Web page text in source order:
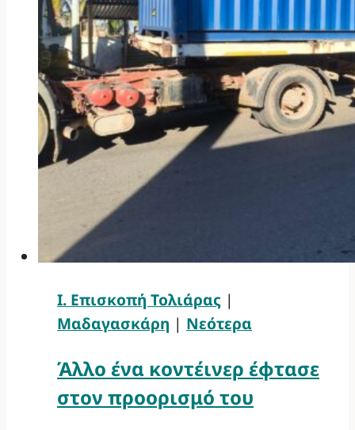
Ι. Επισκοπή Τολιάρας |
Μαδαγασκάρη | Νεότερα
Άλλο ένα κοντέινερ έφτασε
στον προορισμό του